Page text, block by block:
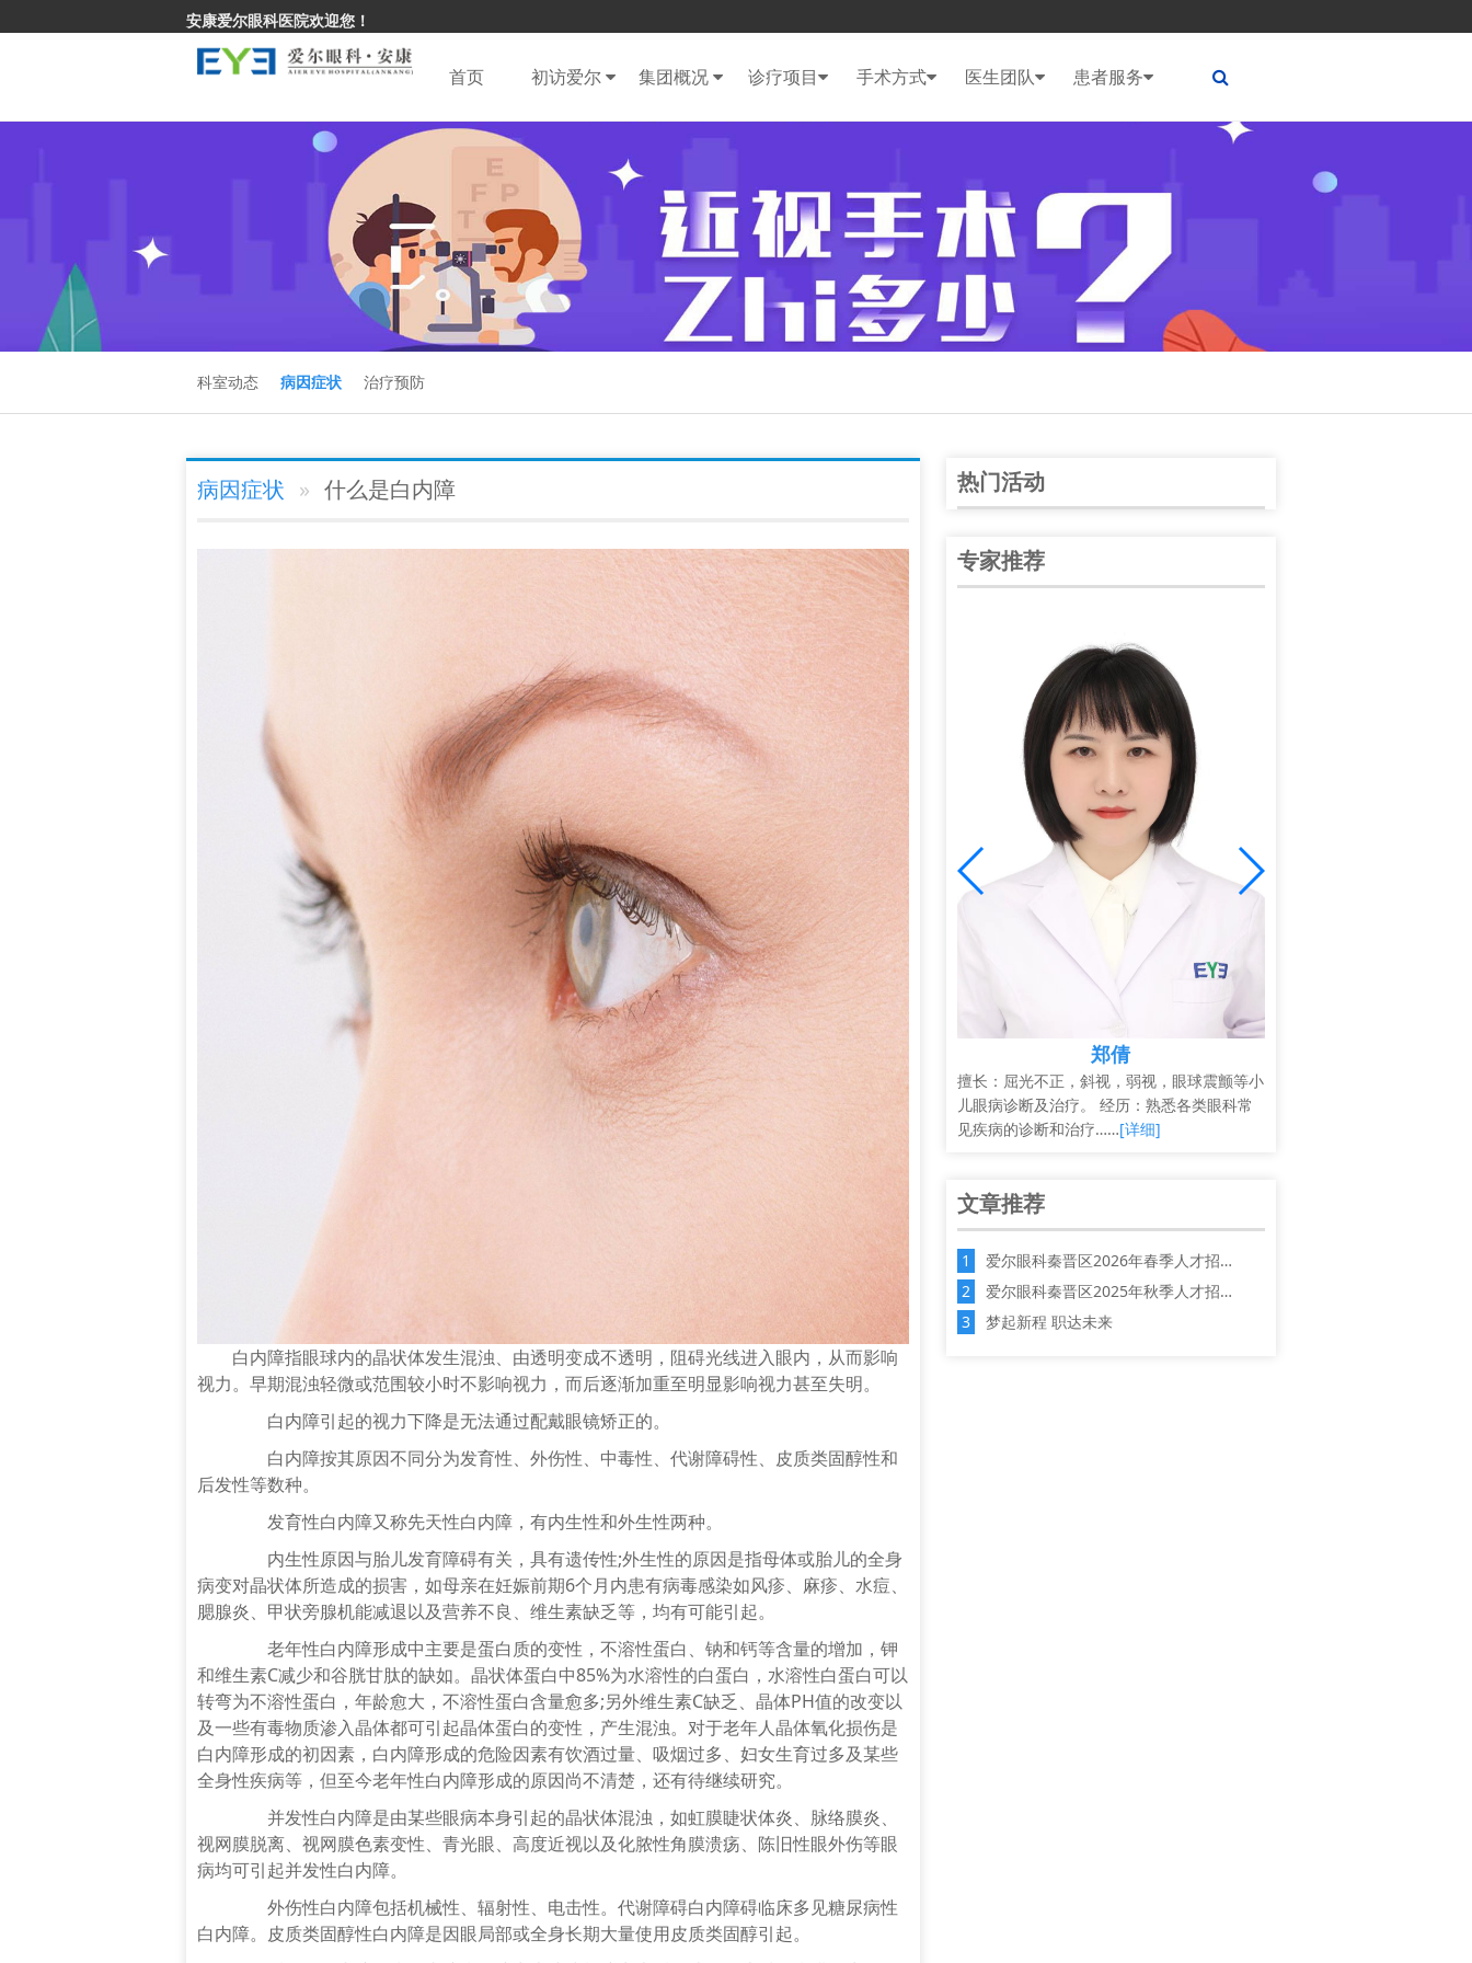
安康爱尔眼科医院欢迎您！
首页 初访爱尔 集团概况 诊疗项目 手术方式 医生团队 患者服务
科室动态 病因症状 治疗预防
病因症状 什么是白内障
白内障指眼球内的晶状体发生混浊、由透明变成不透明，阻碍光线进入眼内，从而影响
视力。早期混浊轻微或范围较小时不影响视力 ，而后逐渐加重至明显影响视力甚至失明。
白内障引起的视力下降是无法通过配戴眼镜矫正的。
白内障按其原因不同分为发育性、外伤性、中毒性、代谢障碍性、皮质类固醇性和
后发性等数种。
发育性白内障又称先天性白内障，有内生性和外生性两种。
内生性原因与胎儿发育障碍有关，具有遗传性;外生性的原因是指母体或胎儿的全身
病变对晶状体所造成的损害，如母亲在妊娠前期6个月内患有病毒感染如风疹、麻疹、水痘、
腮腺炎、甲状旁腺机能减退以及营养不良、维生素缺乏等，均有可能引起。
老年性白内障形成中主要是蛋白质的变性，不溶性蛋白、钠和钙等含量的增加，钾
和维生素C减少和谷胱甘肽的缺如。晶状体蛋白中85%为水溶性的白蛋白，水溶性白蛋白可以
转弯为不溶性蛋白，年龄愈大，不溶性蛋白含量愈多;另外维生素C缺乏、 晶体PH值的改变以
及一些有毒物质渗入晶体都可引起晶体蛋白的变性，产生混浊。对于老年人晶体氧化损伤是
白内障形成的初因素，白内障形成的危险因素有饮酒过量、吸烟过多、妇女生育过多及某些
全身性疾病等，但至今老年性白内障形成的原因尚不清楚，还有待继续研究。
并发性白内障是由某些眼病本身引起的晶状体混浊，如虹膜睫状体炎、脉络膜炎、
视网膜脱离、视网膜色素变性、青光眼、高度近视以及化脓性角膜溃疡、陈旧性眼外伤等眼
病均可引起并发性白内障。
外伤性白内障包括机械性、辐射性、电击性。代谢障碍白内障碍临床多见糖尿病性
白内障。皮质类固醇性白内障是因眼局部或全身长期大量使用皮质类固醇引起。
热门活动
专家推荐
职务职称：安康爱尔眼科医院院长、副主任医
师 中华医学会眼科学会陕西分会会员；陕西
省医学会眼科分会青……
谭中信
中华医学会眼科学会陕西分会会员；陕西省医
学会眼科分会青年委员；爱尔陕西省区白内障
学组副组长；全国大…… [详细]
郑倩
擅长：屈光不正，斜视，弱视，眼球震颤等小
儿眼病诊断及治疗。 经历：熟悉各类眼科常
见疾病的诊断和治疗……[详细]
文章推荐
爱尔眼科秦晋区2026年春季人才招…
爱尔眼科秦晋区2025年秋季人才招…
梦起新程 职达未来